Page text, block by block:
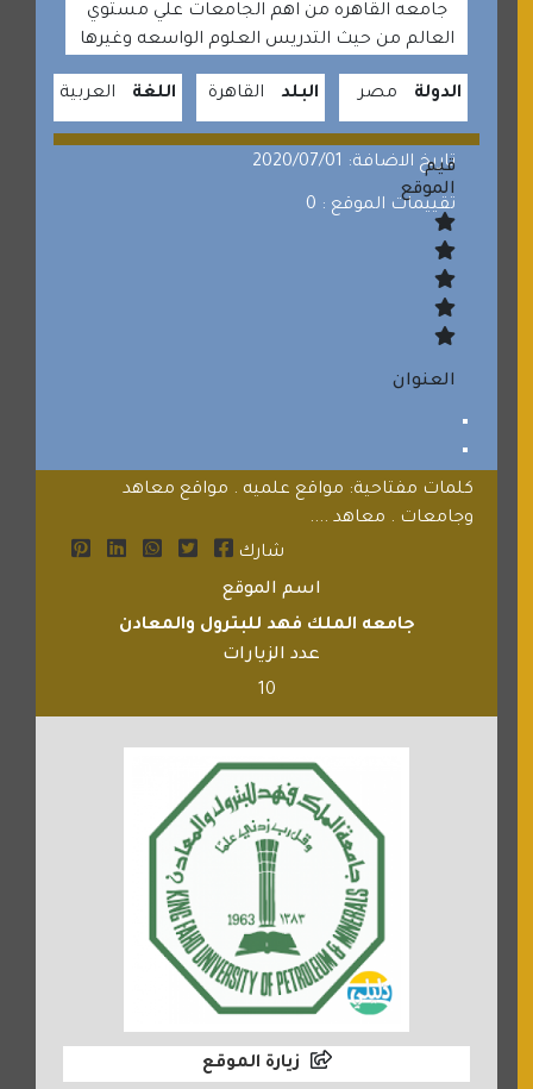
جامعه القاهره من اهم الجامعات علي مستوي
العالم من حيث التدريس العلوم الواسعه وغيرها
الدولة مصر البلد القاهرة اللغة العربية
تاريخ الاضافة: 2020/07/01
تقييمات الموقع : 0
قيم
الموقع
العنوان
كلمات مفتاحية: مواقع علميه . مواقع معاهد
وجامعات . معاهد ....
شارك
اسم الموقع
جامعه الملك فهد للبترول والمعادن
عدد الزيارات
10
زيارة الموقع